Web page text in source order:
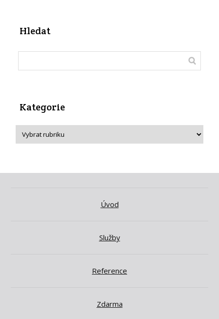
Hledat
Kategorie
Úvod
Služby
Reference
Zdarma